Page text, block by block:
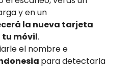
y en un
la nueva tarjeta
móvil.
el nombre e
para detectarla